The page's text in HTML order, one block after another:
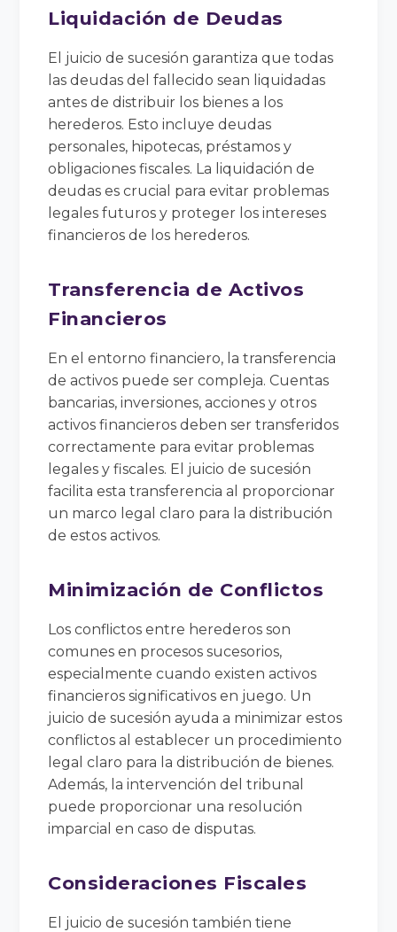
Liquidación de Deudas
El juicio de sucesión garantiza que todas
las deudas del fallecido sean liquidadas
antes de distribuir los bienes a los
herederos. Esto incluye deudas
personales, hipotecas, préstamos y
obligaciones fiscales. La liquidación de
deudas es crucial para evitar problemas
legales futuros y proteger los intereses
financieros de los herederos.
Transferencia de Activos
Financieros
En el entorno financiero, la transferencia
de activos puede ser compleja. Cuentas
bancarias, inversiones, acciones y otros
activos financieros deben ser transferidos
correctamente para evitar problemas
legales y fiscales. El juicio de sucesión
facilita esta transferencia al proporcionar
un marco legal claro para la distribución
de estos activos.
Minimización de Conflictos
Los conflictos entre herederos son
comunes en procesos sucesorios,
especialmente cuando existen activos
financieros significativos en juego. Un
juicio de sucesión ayuda a minimizar estos
conflictos al establecer un procedimiento
legal claro para la distribución de bienes.
Además, la intervención del tribunal
puede proporcionar una resolución
imparcial en caso de disputas.
Consideraciones Fiscales
El juicio de sucesión también tiene